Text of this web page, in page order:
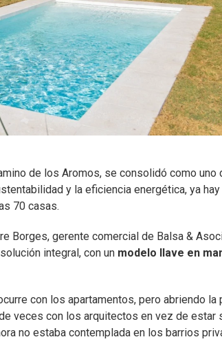
de los Aromos, se consolidó como uno
y la eficiencia energética, ya
70 casas.
Borges, gerente comercial de Balsa &
integral, con un modelo llave en
con los apartamentos, pero abriendo la
veces con los arquitectos en vez de estar
no estaba contemplada en los barrios